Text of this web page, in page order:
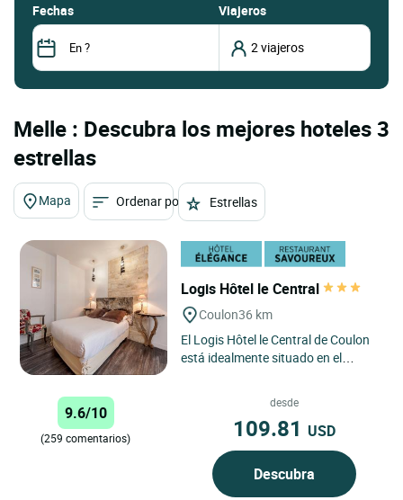
fechas Viajeros
Melle : Descubra los mejores hoteles 3
estrellas
Mapa Ordenar por Estrellas
Logis Hôtel le Central
Coulon36 km
El Logis Hôtel le Central de Coulon
está idealmente situado en el
9.6/10
(259 comentarios)
desde
109.81 USD
Descubra